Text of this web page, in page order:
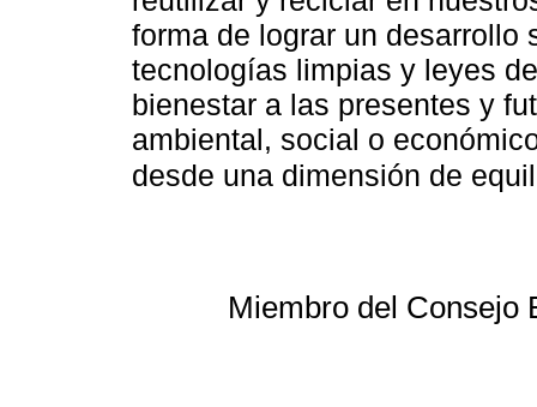
forma de lograr un desarrollo
tecnologías limpias y leyes
bienestar a las presentes y
ambiental, social o
desde una dimensión de
Miembro del Consejo